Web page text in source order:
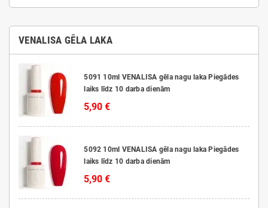
VENALISA GĒLA LAKA
5091 10ml VENALISA gēla nagu laka Piegādes
laiks līdz 10 darba dienām
5,90 €
5092 10ml VENALISA gēla nagu laka Piegādes
laiks līdz 10 darba dienām
5,90 €